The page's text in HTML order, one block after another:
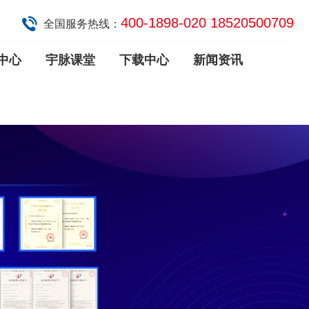
全国服务热线： 400-1898-020 18520500709
心 宇脉课堂 下载中心 新闻资讯